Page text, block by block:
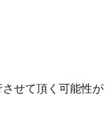
せて頂く可能性が